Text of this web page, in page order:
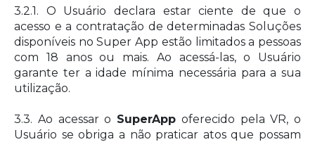
3.2.1. O Usuário declara estar ciente de que o
acesso e a contratação de determinadas Soluções
disponíveis no Super App estão limitados a pessoas
com 18 anos ou mais. Ao acessá-las, o Usuário
garante ter a idade mínima necessária para a sua
utilização.
3.3. Ao acessar o SuperApp oferecido pela VR, o
Usuário se obriga a não praticar atos que possam